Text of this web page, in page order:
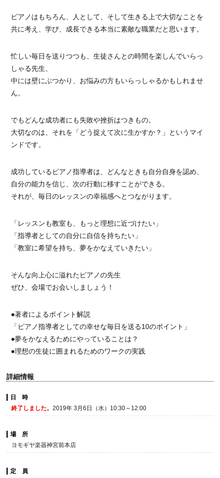
ピアノはもちろん、人として、そして生きる上で大切なことを
共に考え、学び、成長できる本当に素敵な職業だと思います。
忙しい毎日を送りつつも、生徒さんとの時間を楽しんでいらっ
しゃる先生、
中には壁にぶつかり、お悩みの方もいらっしゃるかもしれませ
ん。
でもどんな成功者にも失敗や挫折はつきもの。
大切なのは、それを「どう捉えて次に生かすか？」というマイ
ンドです。
成功しているピアノ指導者は、どんなときも自分自身を認め、
自分の能力を信じ、次の行動に移すことができる。
それが、毎日のレッスンの幸福感へとつながります。
「レッスンも教室も、もっと理想に近づけたい」
「指導者としての自分に自信を持ちたい」
「教室に希望を持ち、夢をかなえていきたい」
そんな向上心に溢れたピアノの先生
ぜひ、会場でお会いしましょう！
●著者によるポイント解説
「ピアノ指導者としての幸せな毎日を送る10のポイント」
●夢をかなえるためにやっていることは？
●理想の生徒に囲まれるためのワークの実践
詳細情報
日 時
終了しました。2019年 3月6日（水）10:30～12:00
場 所
ヨモギヤ楽器神宮前本店
定 員